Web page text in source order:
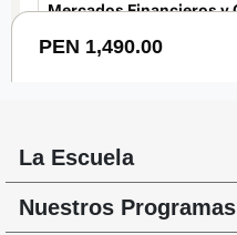
La Escuela
Nuestros Programas